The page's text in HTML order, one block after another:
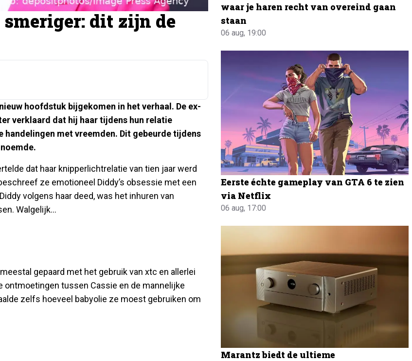
smeriger: dit zijn de
hoofdstuk bijgekomen in het verhaal. De ex-
verklaard dat hij haar tijdens hun relatie
met vreemden. Dit gebeurde tijdens
dat haar knipperlichtrelatie van tien jaar werd
ze emotioneel Diddy’s obsessie met een
volgens haar deed, was het inhuren van
Walgelijk...
gepaard met het gebruik van xtc en allerlei
ontmoetingen tussen Cassie en de mannelijke
zelfs hoeveel babyolie ze moest gebruiken om
waar je haren recht van overeind gaan
staan
06 aug, 19:00
Eerste échte gameplay van GTA 6 te zien
via Netflix
06 aug, 17:00
Marantz biedt de ultieme